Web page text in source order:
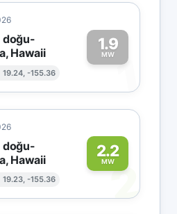
doğu-
Hawaii
19.24, -155.36
1.9
MW1
doğu-
Hawaii
19.23, -155.36
2.2
MW2